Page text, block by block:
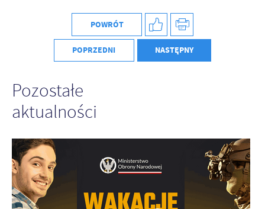
POWRÓT
POPRZEDNI NASTĘPNY
Pozostałe
aktualności
treści w postaci wiadomości, ofert, komunikatów mediów